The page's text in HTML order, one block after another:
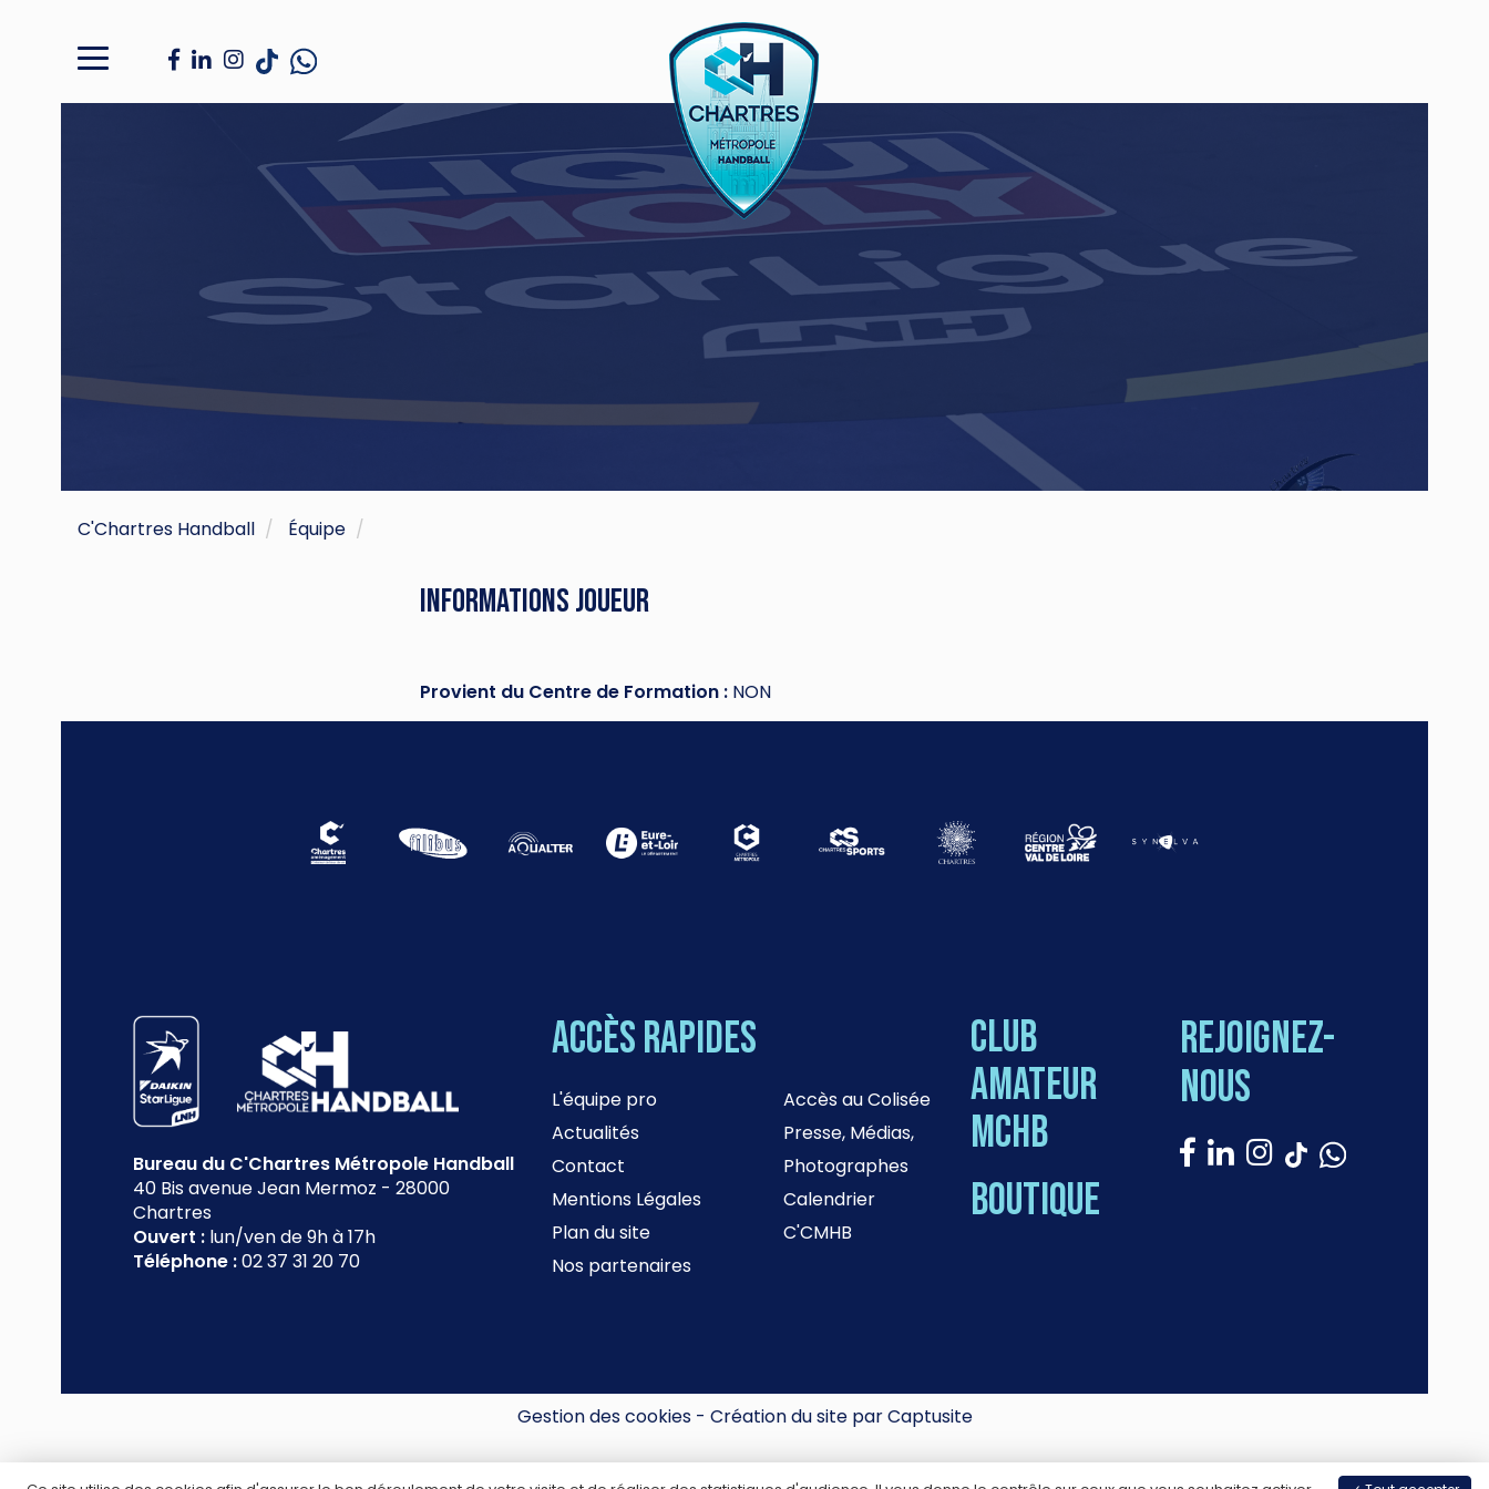
C'Chartres Handball Équipe
Informations joueur
Provient du Centre de Formation : NON
Bureau du C'Chartres Métropole Handball
40 Bis avenue Jean Mermoz - 28000
Chartres
Ouvert : lun/ven de 9h à 17h
Téléphone :02 37 31 20 70
Accès rapides
L'équipe pro
Actualités
Contact
Mentions Légales
Plan du site
Nos partenaires
Accès au Colisée
Presse, Médias,
Photographes
Calendrier
C'CMHB
Club
amateur
MCHB
Boutique
Rejoignez-
nous
Gestion des cookies- Création du site par Captusite